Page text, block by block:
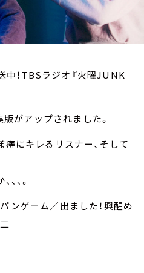
！TBSラジオ『火曜JUNK
がアップされました。
痔にキレるリスナー、そして
、。
ンゲーム／出ました！興醒め